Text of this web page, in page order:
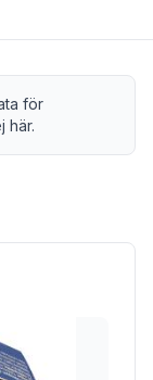
för
här.